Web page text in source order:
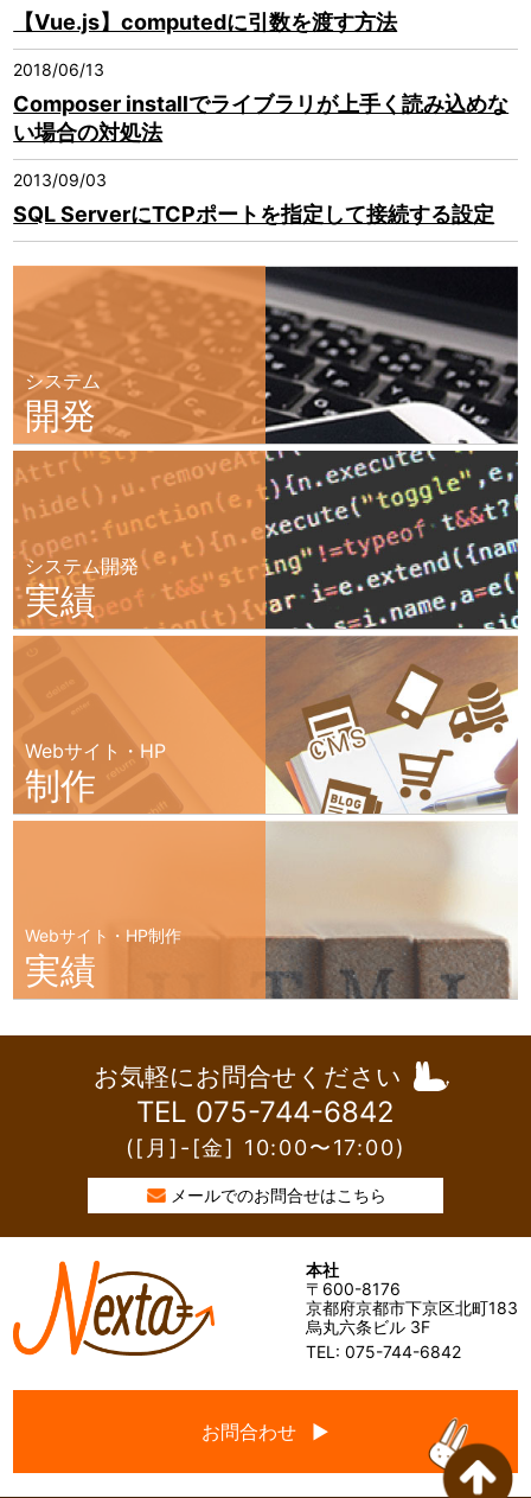
【Vue.js】computedに引数を渡す方法
2018/06/13
Composer installでライブラリが上手く読み込めな
い場合の対処法
2013/09/03
SQL ServerにTCPポートを指定して接続する設定
システム
開発
システム開発
実績
Webサイト・HP
制作
Webサイト・HP制作
実績
お気軽にお問合せください
TEL 075-744-6842
([月]-[金] 10:00〜17:00)
メールでのお問合せはこちら
本社
〒600-8176
京都府京都市下京区北町183
烏丸六条ビル 3F
TEL: 075-744-6842
お問合わせ ▶